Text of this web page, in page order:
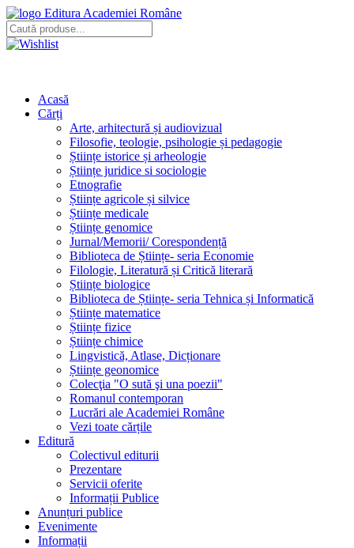
Editura Academiei Române
Acasă
Cărți
Arte, arhitectură și audiovizual
Filosofie, teologie, psihologie și pedagogie
Științe istorice și arheologie
Științe juridice si sociologie
Etnografie
Științe agricole și silvice
Științe medicale
Științe genomice
Jurnal/Memorii/ Corespondență
Biblioteca de Științe- seria Economie
Filologie, Literatură și Critică literară
Științe biologice
Biblioteca de Științe- seria Tehnica și Informatică
Științe matematice
Științe fizice
Științe chimice
Lingvistică, Atlase, Dicționare
Științe geonomice
Colecţia "O sută şi una poezii"
Romanul contemporan
Lucrări ale Academiei Române
Vezi toate cărțile
Editură
Colectivul editurii
Prezentare
Servicii oferite
Informații Publice
Anunțuri publice
Evenimente
Informații